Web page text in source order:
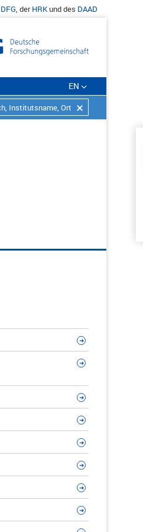
DFG, derHRKund des DAAD
EN